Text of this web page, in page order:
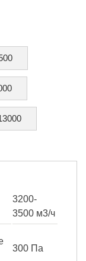
3200-
3500 м3/ч
300 Па